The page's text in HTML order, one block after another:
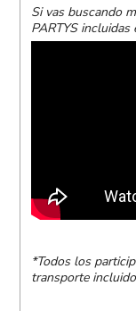
Si vas buscando
PARTYS incluidas
*Todos los
transporte